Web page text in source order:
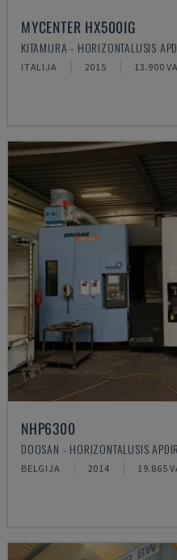
MYCENTER HX500IG
KITAMURA - HORIZONTALUSIS
ITALIJA 2015 13.900
NHP6300
DOOSAN - HORIZONTALUSIS
BELGIJA 2014 19.865